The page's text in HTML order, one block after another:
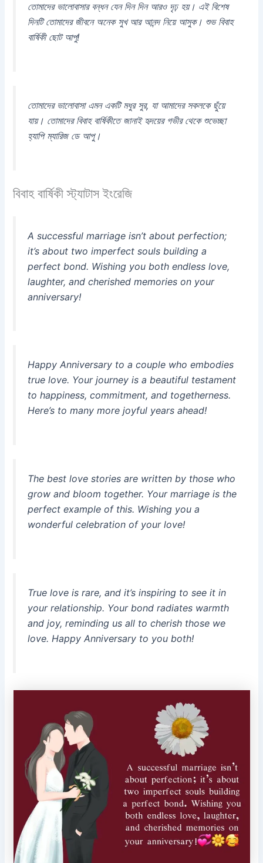
তোমাদের ভালোবাসার বন্ধন যেন দিন দিন আরও দৃঢ় হয়। এই বিশেষ
দিনটি তোমাদের জীবনে অনেক সুখ আর আনন্দ নিয়ে আসুক। শুভ বিবাহ
বার্ষিকী ছোট আপু!
তোমাদের ভালোবাসা এমন একটি মধুর সুর, যা আমাদের সকলকে ছুঁয়ে
যায়। তোমাদের বিবাহ বার্ষিকীতে জানাই হৃদয়ের গভীর থেকে শুভেচ্ছা
হ্যাপি ম্যারিজ ডে আপু।
বিবাহ বার্ষিকী স্ট্যাটাস ইংরেজি
A successful marriage isn’t about perfection;
it’s about two imperfect souls building a
perfect bond. Wishing you both endless love,
laughter, and cherished memories on your
anniversary!
Happy Anniversary to a couple who embodies
true love. Your journey is a beautiful testament
to happiness, commitment, and togetherness.
Here’s to many more joyful years ahead!
The best love stories are written by those who
grow and bloom together. Your marriage is the
perfect example of this. Wishing you a
wonderful celebration of your love!
True love is rare, and it’s inspiring to see it in
your relationship. Your bond radiates warmth
and joy, reminding us all to cherish those we
love. Happy Anniversary to you both!